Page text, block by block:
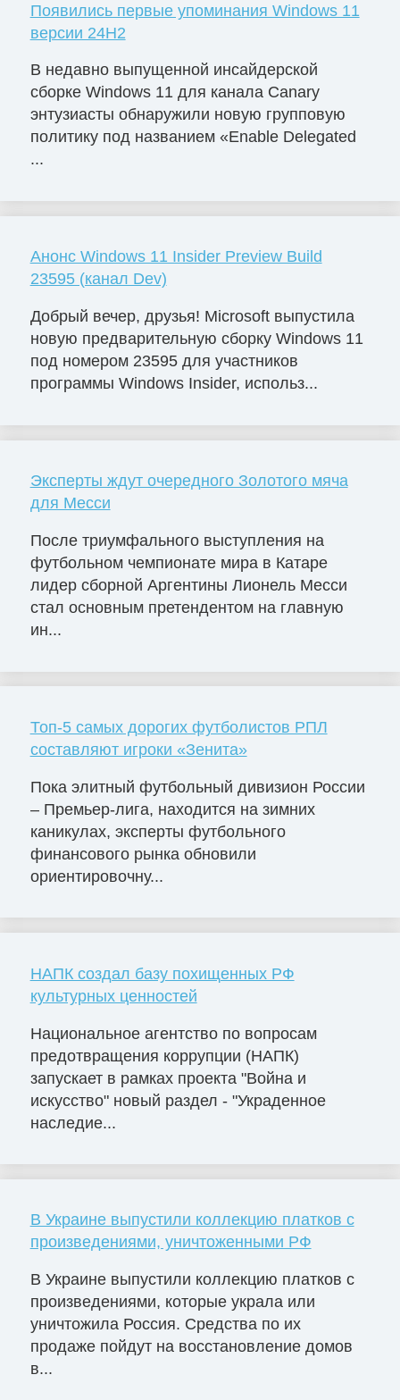
Появились первые упоминания Windows 11
версии 24H2
В недавно выпущенной инсайдерской
сборке Windows 11 для канала Canary
энтузиасты обнаружили новую групповую
политику под названием «Enable Delegated
...
Анонс Windows 11 Insider Preview Build
23595 (канал Dev)
Добрый вечер, друзья! Microsoft выпустила
новую предварительную сборку Windows 11
под номером 23595 для участников
программы Windows Insider, использ...
Эксперты ждут очередного Золотого мяча
для Месси
После триумфального выступления на
футбольном чемпионате мира в Катаре
лидер сборной Аргентины Лионель Месси
стал основным претендентом на главную
ин...
Топ-5 самых дорогих футболистов РПЛ
составляют игроки «Зенита»
Пока элитный футбольный дивизион России
– Премьер-лига, находится на зимних
каникулах, эксперты футбольного
финансового рынка обновили
ориентировочну...
НАПК создал базу похищенных РФ
культурных ценностей
Национальное агентство по вопросам
предотвращения коррупции (НАПК)
запускает в рамках проекта "Война и
искусство" новый раздел - "Украденное
наследие...
В Украине выпустили коллекцию платков с
произведениями, уничтоженными РФ
В Украине выпустили коллекцию платков с
произведениями, которые украла или
уничтожила Россия. Средства по их
продаже пойдут на восстановление домов
в...